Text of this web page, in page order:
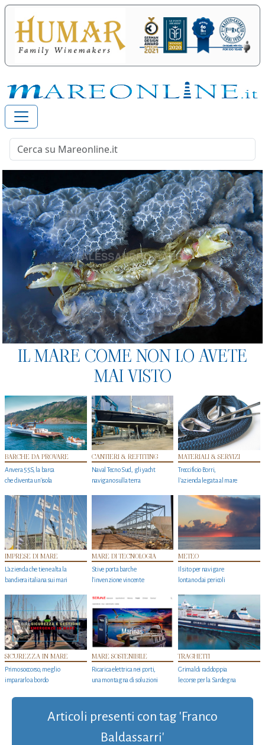
IL MARE COME NON LO AVETE
MAI VISTO
BARCHE DA PROVARE
Anvera 55S, la barca
che diventa un'isola
CANTIERI & REFITTING
Naval Tecno Sud, gli yacht
navigano sulla terra
MATERIALI & SERVIZI
Treccificio Borri,
l'azienda legata al mare
IMPRESE DI MARE
L'azienda che tiene alta la
bandiera italiana sui mari
MARE DI TECNOLOGIA
Stive porta barche
l'invenzione vincente
METEO
Il sito per navigare
lontano dai pericoli
SICUREZZA IN MARE
Primo soccorso, meglio
impararlo a bordo
MARE SOSTENIBILE
Ricarica elettrica nei porti,
una montagna di soluzioni
TRAGHETTI
Grimaldi raddoppia
le corse per la Sardegna
Articoli presenti con tag 'Franco
Baldassarri'